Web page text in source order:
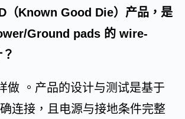
（Known Good Die）产品，是
Ground pads 的 wire-
做 。产品的设计与测试是基于
连接，且电源与接地条件完整